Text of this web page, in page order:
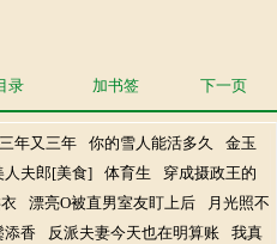
录 加书签 下一页
年又三年 你的雪人能活多久
金玉
人夫郎[美食] 体育生
穿成摄政王的
漂亮O被直男室友盯上后
月光照不
添香 反派夫妻今天也在明算账
我真